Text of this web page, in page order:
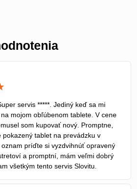
5
servis *****. Jediný keď sa mi
mojom obľúbenom tablete. V cene
som kupovať nový. Promptne,
tablet na prevádzku v
príďte si vyzdvihnúť opravený
a promptní, mám veľmi dobrý
všetkým tento servis Slovitu.